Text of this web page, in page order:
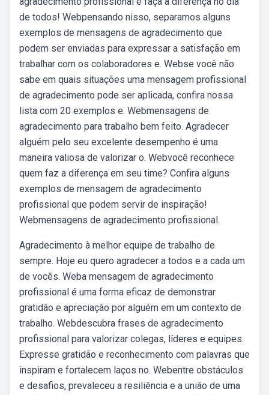
de todos! Webpensando nisso, separamos alguns
exemplos de mensagens de agradecimento que
podem ser enviadas para expressar a satisfação em
trabalhar com os colaboradores e. Webse você não
sabe em quais situações uma mensagem profissional
de agradecimento pode ser aplicada, confira nossa
lista com 20 exemplos e. Webmensagens de
agradecimento para trabalho bem feito. Agradecer
alguém pelo seu excelente desempenho é uma
maneira valiosa de valorizar o. Webvocê reconhece
quem faz a diferença em seu time? Confira alguns
exemplos de mensagem de agradecimento
profissional que podem servir de inspiração!
Webmensagens de agradecimento profissional.
Agradecimento à melhor equipe de trabalho de
sempre. Hoje eu quero agradecer a todos e a cada um
de vocês. Weba mensagem de agradecimento
profissional é uma forma eficaz de demonstrar
gratidão e apreciação por alguém em um contexto de
trabalho. Webdescubra frases de agradecimento
profissional para valorizar colegas, líderes e equipes.
Expresse gratidão e reconhecimento com palavras que
inspiram e fortalecem laços no. Webentre obstáculos
e desafios, prevaleceu a resiliência e a união de uma